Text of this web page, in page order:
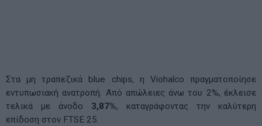
Στα μη τραπεζικά blue chips, η Viohalco πραγματοποίησε
εντυπωσιακή ανατροπή. Από απώλειες άνω του 2%, έκλεισε
τελικά με άνοδο 3,87%, καταγράφοντας την καλύτερη
επίδοση στον FTSE 25.